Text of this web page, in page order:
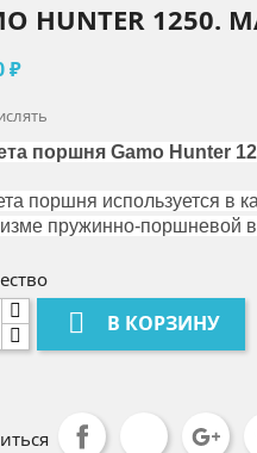
HUNTER
₽
поршня Gamo Hunter
поршня используется в
пружинно-поршневой
 В КОРЗИНУ